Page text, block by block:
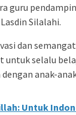
guru
Silalahi.
dan
selalu
anak-
Untuk